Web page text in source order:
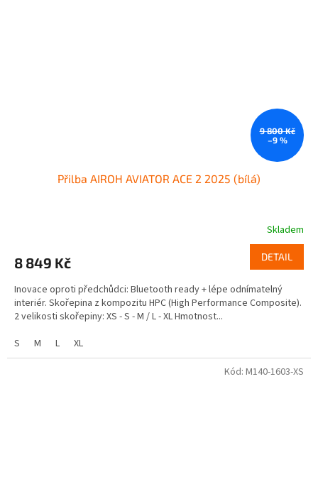
9 800 Kč
–9 %
Přilba AIROH AVIATOR ACE 2 2025 (bílá)
Skladem
8 849 Kč DETAIL
Inovace oproti předchůdci: Bluetooth ready + lépe odnímatelný
interiér. Skořepina z kompozitu HPC (High Performance Composite).
2 velikosti skořepiny: XS - S - M / L - XL Hmotnost...
S
M L XL
Kód: M140-1603-XS